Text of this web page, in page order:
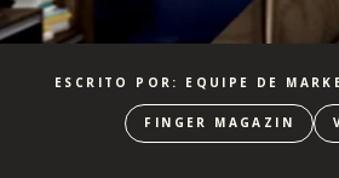
ESCRITO POR: EQUIPE DE
FINGER MAGAZIN